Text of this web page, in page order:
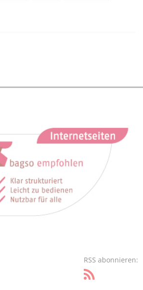
RSS abonnieren: